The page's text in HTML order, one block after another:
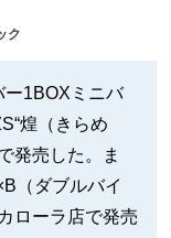
ク
ー1BOXミニバ
煌（きらめ
発売した。ま
（ダブルバイ
ローラ店で発売